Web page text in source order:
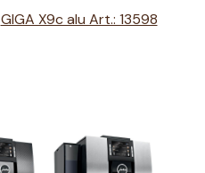
GIGA X9c alu Art.: 13598